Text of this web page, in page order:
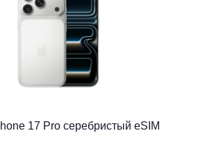
17 Pro серебристый eSIM